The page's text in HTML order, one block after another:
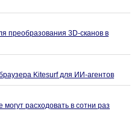
преобразования 3D-сканов в
Kitesurf для ИИ-агентов
расходовать в сотни раз